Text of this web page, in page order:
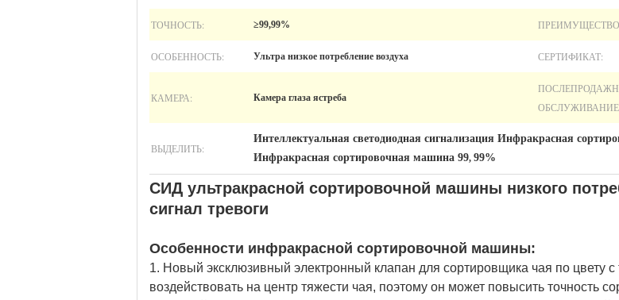
ТОЧНОСТЬ: ≥99,99%
ОСОБЕННОСТЬ: Ультра низкое потребление воздуха СЕРТИФИКАТ:
КАМЕРА: Камера глаза ястреба
ВЫДЕЛИТЬ:
Интеллектуальная светодиодная сигнализация Инфракрасная
Инфракрасная сортировочная машина 99, 99%
СИД ультракрасной сортировочной машины низкого
сигнал тревоги
Особенности инфракрасной сортировочной машины:
1. Новый эксклюзивный электронный клапан для сортировщика чая по цвету
воздействовать на центр тяжести чая, поэтому он может повысить точность